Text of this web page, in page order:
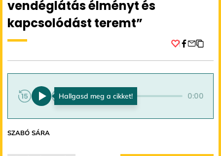
vendéglátás élményt és
kapcsolódást teremt”
0:00 0:00
SZABÓ SÁRA